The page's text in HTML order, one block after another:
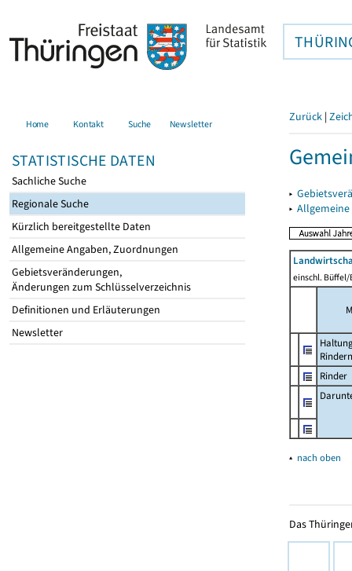
Home Kontakt Suche Newsletter
STATISTISCHE DATEN
Sachliche Suche
Regionale Suche
Kürzlich bereitgestellte Daten
Allgemeine Angaben, Zuordnungen
Gebietsveränderungen,
Änderungen zum Schlüsselverzeichnis
Definitionen und Erläuterungen
Newsletter
Zurück |
▸
▸
einschl. Büffel/
Rindern
Rinder
▴ nach oben
Das